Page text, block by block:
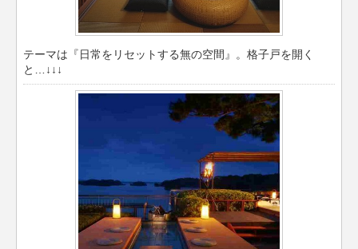
テーマは『日常をリセットする無の空間』。格子戸を開く
と…↓↓↓